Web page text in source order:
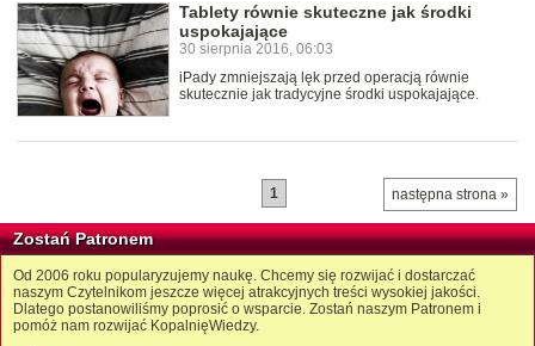
Tablety równie skuteczne jak środki
uspokajające
30 sierpnia 2016, 06:03
iPady zmniejszają lęk przed operacją równie
skutecznie jak tradycyjne środki uspokajające.
następna strona »
1
Zostań Patronem
Od 2006 roku popularyzujemy naukę. Chcemy się rozwijać i dostarczać
naszym Czytelnikom jeszcze więcej atrakcyjnych treści wysokiej jakości.
Dlatego postanowiliśmy poprosić o wsparcie. Zostań naszym Patronem i
pomóż nam rozwijać KopalnięWiedzy.